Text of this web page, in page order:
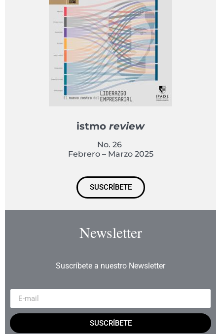
istmo review
No. 26
Febrero – Marzo 2025
SUSCRÍBETE
Newsletter
Suscríbete a nuestro Newsletter
SUSCRÍBETE